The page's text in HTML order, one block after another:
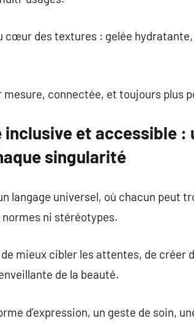
cœur des textures : gelée
mesure, connectée, et toujours plus
inclusive et accessible :
singularité
langage universel, où chacun peut
ni stéréotypes.
mieux cibler les attentes, de créer
de la beauté.
d’expression, un geste de soin,